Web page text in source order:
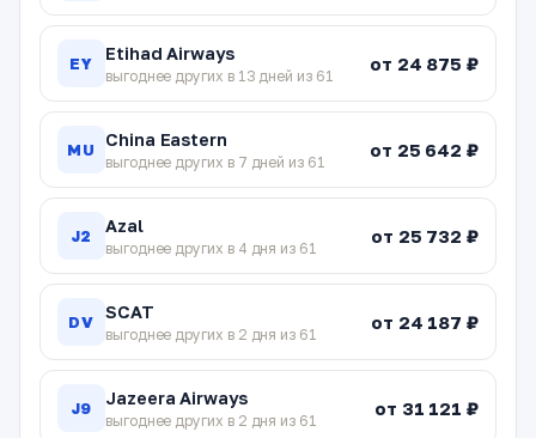
EY Etihad Airways
выгоднее других в 13 дней из 61
от 24 875 ₽
MU China Eastern
выгоднее других в 7 дней из 61
от 25 642 ₽
J2 Azal
выгоднее других в 4 дня из 61
от 25 732 ₽
DV SCAT
выгоднее других в 2 дня из 61
от 24 187 ₽
J9 Jazeera Airways
выгоднее других в 2 дня из 61
от 31 121 ₽